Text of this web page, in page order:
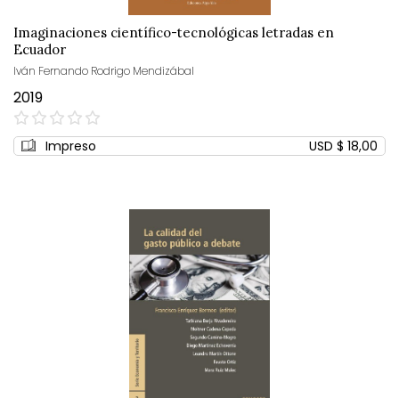
Imaginaciones científico-tecnológicas letradas en
Ecuador
Iván Fernando Rodrigo Mendizábal
2019
0%
Impreso USD $ 18,00